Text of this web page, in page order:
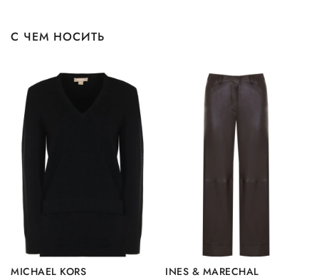
С ЧЕМ НОСИТЬ
MICHAEL KORS INES & MARECHAL